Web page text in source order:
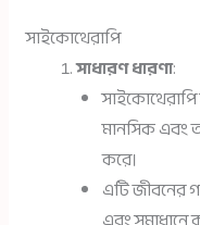
সাইকোথেরাপি
সাধারণ ধারণা:
সাইকোথেরাপি
মানসিক এবং
করে।
এটি জীবনের